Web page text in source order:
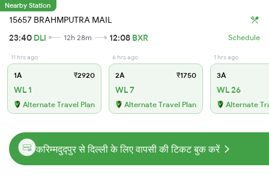
Nearby Station
15657 BRAHMPUTRA MAIL
23:40 DLI 12h 28m 12:08 BXR Schedule
11 hrs ago
1A ₹2920
WL 1
Alternate Travel Plan
6 hrs ago
2A ₹1750
WL 7
Alternate Travel Plan
1 hrs ago
3A
WL 26
Alternate
करिम्मदुद्पुर से दिल्ली के लिए वापसी की टिकट बुक करें